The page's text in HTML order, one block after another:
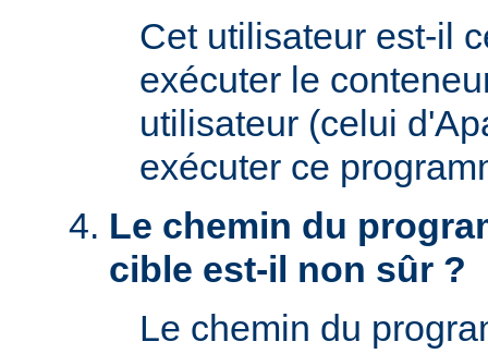
Cet utilisateur est-il
exécuter le
utilisateur (celui
exécuter ce
Le chemin du
cible est-il non sûr ?
Le chemin du